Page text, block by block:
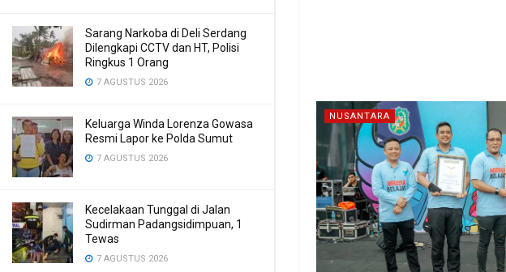
Sarang Narkoba di Deli Serdang
Dilengkapi CCTV dan HT, Polisi
Ringkus 1 Orang
7 AGUSTUS 2026
Keluarga Winda Lorenza Gowasa
Resmi Lapor ke Polda Sumut
7 AGUSTUS 2026
Kecelakaan Tunggal di Jalan
Sudirman Padangsidimpuan, 1
Tewas
7 AGUSTUS 2026
NUSANTARA